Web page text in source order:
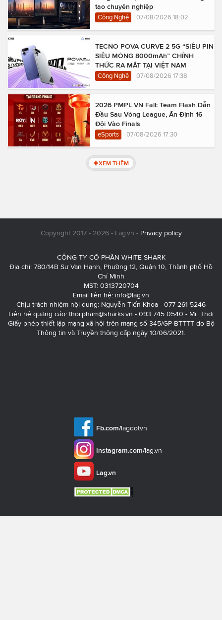
tạo chuyên nghiệp
Công Nghệ 07/08/2026 18:02
TECNO POVA CURVE 2 5G “SIÊU PIN
SIÊU MỎNG 8000mAh” CHÍNH
THỨC RA MẮT TẠI VIỆT NAM
Công Nghệ 07/08/2026 17:38
2026 PMPL VN Fall: Team Flash Dẫn
Đầu Sau Vòng League, Ấn Định 16
Đội Vào Finals
eSports 07/08/2026 17:30
XEM THÊM
Copyright 2017 - 2026 - Lag.vn - Privacy policy
CÔNG TY CỔ PHẦN WHITE SHARK
Địa chỉ: 780/14B Sư Vạn Hạnh, Phường 12, Quận 10, Thành phố Hồ
Chí Minh
MST: 0313720704
Email liên hệ: info@lag.vn
Chịu trách nhiệm nội dung: Nguyễn Tiến Khoa - 077 261 5246
Liên hệ quảng cáo: thoi.pham@sharks.vn - 093 745 0540 - Mr. Thơi
Giấy phép thiết lập mạng xã hội trên mạng số 345/GP-BTTTT do Bộ
Thông tin và Truyền thông cấp ngày 10/06/2021.
Fb.com/lagdotvn
Instagram.com/lag.vn
Lag.vn